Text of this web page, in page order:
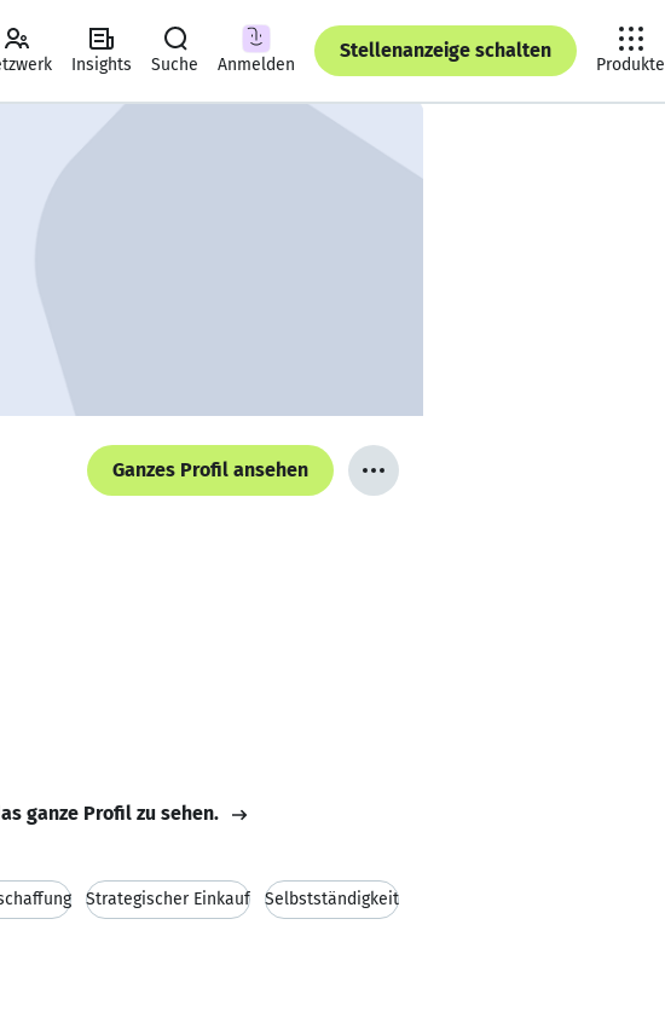
Insights Suche Anmelden
Stellenanzeige schalten
Produkte
Ganzes Profil ansehen
ganze Profil zu sehen.
Strategischer Einkauf Selbstständigkeit